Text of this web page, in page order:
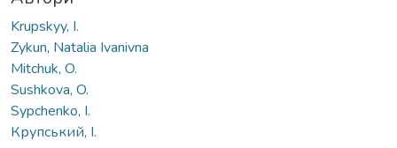
Krupskyy, I.
Zykun, Natalia Ivanivna
Mitchuk, O.
Sushkova, O.
Sypchenko, І.
Крупський, І.